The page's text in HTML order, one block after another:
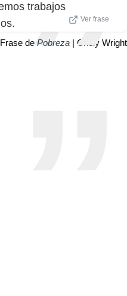
trabajos
Ver frase
Frase de Pobreza | Chely Wright